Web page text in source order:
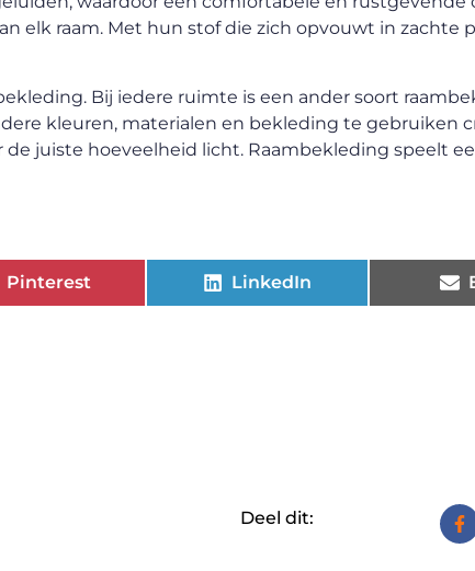
elk raam. Met hun stof die zich opvouwt in zachte
Bij iedere ruimte is een ander soort
kleuren, materialen en bekleding te gebruiken
juiste hoeveelheid licht. Raambekleding speelt
Pinterest LinkedIn
Deel dit: